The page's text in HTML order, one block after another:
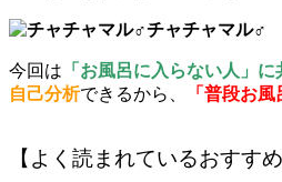
チャチャマル♂
今回は 「お風呂に入らない人」
自己分析できるから、 「普段お
【よく読まれているおすす